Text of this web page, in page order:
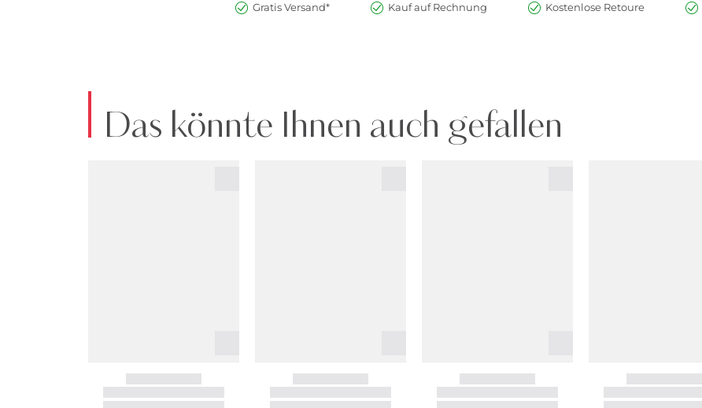
Gratis Versand* Kauf auf Rechnung Kostenlose Retoure
Das könnte Ihnen auch gefallen